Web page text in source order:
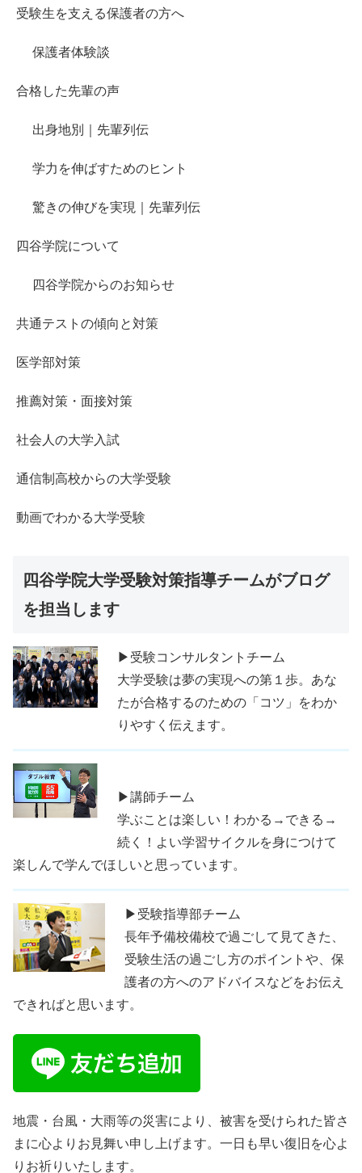
受験生を支える保護者の方へ
保護者体験談
合格した先輩の声
出身地別｜先輩列伝
学力を伸ばすためのヒント
驚きの伸びを実現｜先輩列伝
四谷学院について
四谷学院からのお知らせ
共通テストの傾向と対策
医学部対策
推薦対策・面接対策
社会人の大学入試
通信制高校からの大学受験
動画でわかる大学受験
四谷学院大学受験対策指導チームがブログ
を担当します
▶受験コンサルタントチーム
大学受験は夢の実現への第１歩。あな
たが合格するのための「コツ」をわか
りやすく伝えます。
▶講師チーム
学ぶことは楽しい！わかる→できる→
続く！よい学習サイクルを身につけて
楽しんで学んでほしいと思っています。
▶受験指導部チーム
長年予備校備校で過ごして見てきた、
受験生活の過ごし方のポイントや、保
護者の方へのアドバイスなどをお伝え
できればと思います。
地震・台風・大雨等の災害により、被害を受けられた皆さ
まに心よりお見舞い申し上げます。一日も早い復旧を心よ
りお祈りいたします。